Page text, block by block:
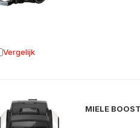
Vergelijk aan vergelijking
MIELE